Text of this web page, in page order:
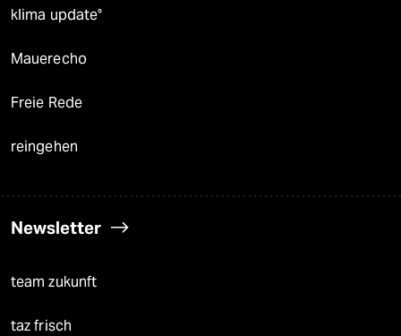
klima update°
Mauerecho
Freie Rede
reingehen
Newsletter
team zukunft
taz frisch